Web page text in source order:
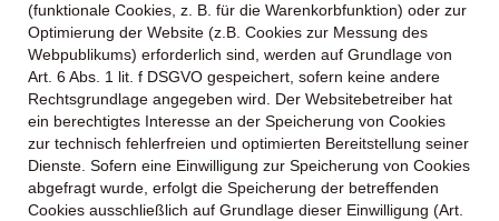
(funktionale Cookies, z. B. für die Warenkorbfunktion) oder zur
Optimierung der Website (z.B. Cookies zur Messung des
Webpublikums) erforderlich sind, werden auf Grundlage von
Art. 6 Abs. 1 lit. f DSGVO gespeichert, sofern keine andere
Rechtsgrundlage angegeben wird. Der Websitebetreiber hat
ein berechtigtes Interesse an der Speicherung von Cookies
zur technisch fehlerfreien und optimierten Bereitstellung seiner
Dienste. Sofern eine Einwilligung zur Speicherung von Cookies
abgefragt wurde, erfolgt die Speicherung der betreffenden
Cookies ausschließlich auf Grundlage dieser Einwilligung (Art.